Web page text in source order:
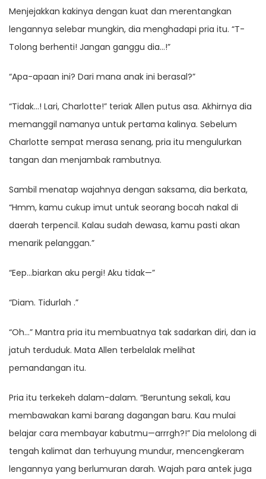
Menjejakkan kakinya dengan kuat dan merentangkan
lengannya selebar mungkin, dia menghadapi pria itu. “T-
Tolong berhenti! Jangan ganggu dia…!”
“Apa-apaan ini? Dari mana anak ini berasal?”
“Tidak…! Lari, Charlotte!” teriak Allen putus asa. Akhirnya dia
memanggil namanya untuk pertama kalinya. Sebelum
Charlotte sempat merasa senang, pria itu mengulurkan
tangan dan menjambak rambutnya.
Sambil menatap wajahnya dengan saksama, dia berkata,
“Hmm, kamu cukup imut untuk seorang bocah nakal di
daerah terpencil. Kalau sudah dewasa, kamu pasti akan
menarik pelanggan.”
“Eep…biarkan aku pergi! Aku tidak—”
“Diam. Tidurlah .”
“Oh…” Mantra pria itu membuatnya tak sadarkan diri, dan ia
jatuh terduduk. Mata Allen terbelalak melihat
pemandangan itu.
Pria itu terkekeh dalam-dalam. “Beruntung sekali, kau
membawakan kami barang dagangan baru. Kau mulai
belajar cara membayar kabutmu—arrrgh?!” Dia melolong di
tengah kalimat dan terhuyung mundur, mencengkeram
lengannya yang berlumuran darah. Wajah para antek juga